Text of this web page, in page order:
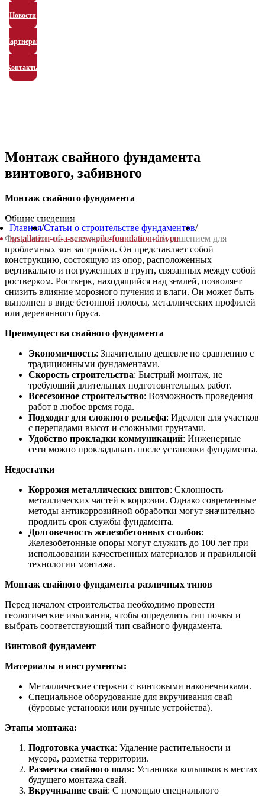
Новости
Партнерам
Контакты
Главная/Статьи о строительстве фундаментов/
installation-of-a-screw-pile-foundation-driven
Монтаж свайного фундамента
винтового, забивного
Монтаж свайного фундамента
Общие сведения
Фундамент на сваях является отличным решением для
проблемных зон застройки. Он представляет собой
конструкцию, состоящую из опор, расположенных
вертикально и погруженных в грунт, связанных между собой
ростверком. Ростверк, находящийся над землей, позволяет
снизить влияние морозного пучения и влаги. Он может быть
выполнен в виде бетонной полосы, металлических профилей
или деревянного бруса.
Преимущества свайного фундамента
Экономичность: Значительно дешевле по сравнению с
традиционными фундаментами.
Скорость строительства: Быстрый монтаж, не
требующий длительных подготовительных работ.
Всесезонное строительство: Возможность проведения
работ в любое время года.
Подходит для сложного рельефа: Идеален для участков
с перепадами высот и сложными грунтами.
Удобство прокладки коммуникаций: Инженерные
сети можно прокладывать после установки фундамента.
Недостатки
Коррозия металлических винтов: Склонность
металлических частей к коррозии. Однако современные
методы антикоррозийной обработки могут значительно
продлить срок службы фундамента.
Долговечность железобетонных столбов:
Железобетонные опоры могут служить до 100 лет при
использовании качественных материалов и правильной
технологии монтажа.
Монтаж свайного фундамента различных типов
Перед началом строительства необходимо провести
геологические изыскания, чтобы определить тип почвы и
выбрать соответствующий тип свайного фундамента.
Винтовой фундамент
Материалы и инструменты:
Металлические стержни с винтовыми наконечниками.
Специальное оборудование для вкручивания свай
(буровые установки или ручные устройства).
Этапы монтажа:
Подготовка участка: Удаление растительности и
мусора, разметка территории.
Разметка свайного поля: Установка колышков в местах
будущего монтажа свай.
Вкручивание свай: С помощью специального